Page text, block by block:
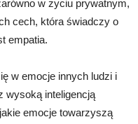
w życiu prywatnym,
cech, która świadczy o
empatia.
w emocje innych ludzi i
wysoką inteligencją
emocje towarzyszą